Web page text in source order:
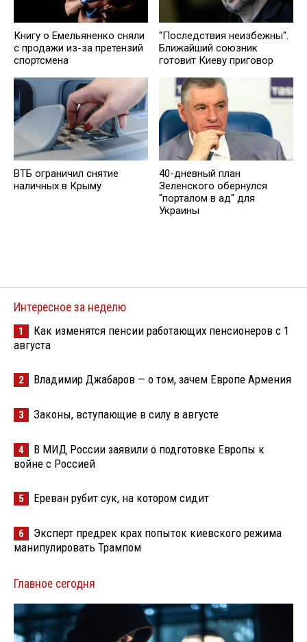
Книгу о Емельяненко сняли
с продажи из-за претензий
спортсмена
"Последствия неизбежны".
Ближайший союзник
готовит Киеву приговор
ВТБ ограничил снятие
наличных в Крыму
40-дневный план
Зеленского обернулся
"порталом в ад" для
Украины
Интересное за неделю
1
Как изменятся пенсии работающих пенсионеров с 1
августа
2 Владимир Джабаров — о том, зачем Европе Армения
3 Законы, вступающие в силу в августе
4
В МИД России заявили о подготовке Европы к
войне с Россией
5 Ереван рубит сук, на котором сидит
6
Эксперт предрек крах попыток киевского режима
манипулировать Трампом
Главное сегодня